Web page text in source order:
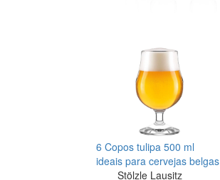
6 Copos tulipa 500 ml
ideais para cervejas belgas
Stölzle Lausitz